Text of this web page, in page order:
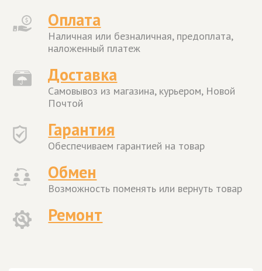
Оплата
Наличная или безналичная, предоплата,
наложенный платеж
Доставка
Самовывоз из магазина, курьером, Новой
Почтой
Гарантия
Обеспечиваем гарантией на товар
Обмен
Возможность поменять или вернуть товар
Ремонт